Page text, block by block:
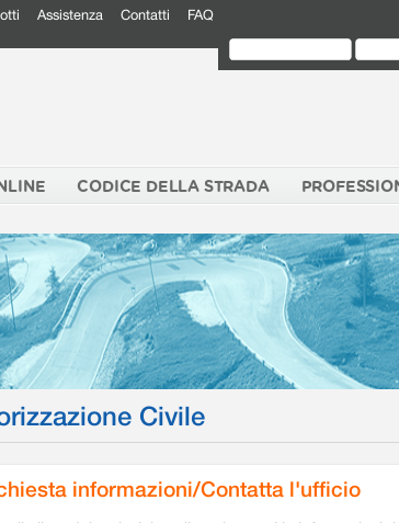
Assistenza Contatti FAQ
CODICE DELLA STRADA
Civile
informazioni/Contatta l'ufficio